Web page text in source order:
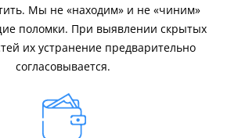
Мы не «находим» и не «чиним»
поломки. При выявлении скрытых
их устранение предварительно
согласовывается.